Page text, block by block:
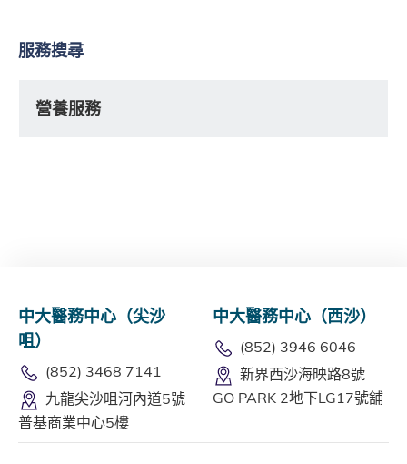
服務搜尋
營養服務
中大醫務中心（尖沙
咀）
(852) 3468 7141
九龍尖沙咀河內道5號
普基商業中心5樓
中大醫務中心（西沙）
(852) 3946 6046
新界西沙海映路8號
GO PARK 2地下LG17號舖